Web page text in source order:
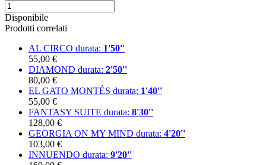
Disponibile
Prodotti correlati
AL CIRCO durata: 1'50''
55,00 €
DIAMOND durata: 2'50''
80,00 €
EL GATO MONTÉS durata: 1'40''
55,00 €
FANTASY SUITE durata: 8'30''
128,00 €
GEORGIA ON MY MIND durata: 4'20''
103,00 €
INNUENDO durata: 9'20''